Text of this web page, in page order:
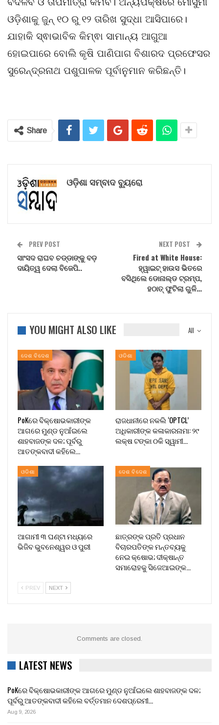
ଓଡ଼ିଶାକୁ ଜୁନ୍ ୧୦ ରୁ ୧୨ ତାରିଖ ସୁଦ୍ଧା ଆସିପାରେ।
ଯାହାକି ସ୍ଵାଭାବିକ କିମ୍ଵା ସାମାନ୍ୟ ଆଗୁଆ
ହୋଇପାରେ ବୋଲି କୃଷି ପାଣିପାଗ ବିଶାରଦ ପ୍ରଫେସର
ସୁରେନ୍ଦ୍ରନାଥ ପଶୁପାଳକ ପୂର୍ବାନୁମାନ କରିଛନ୍ତି।
Share
ଓଡ଼ିଶା ସମ୍ବାଦ ବ୍ୟୁରୋ
PREV POST
ସାଂସଦ ରାଘବ ଚଡ୍ଡାଙ୍କୁ ବଡ଼
ଦାୟିତ୍ୱ ଦେଲା ବିଜେପି..
NEXT POST
Fired at White House:
ହ୍ୱାଇଟ୍ ହାଉସ ଭିତରେ
ବସିଥିଲେ ଡୋନାଲ୍ଡ ଟ୍ରମ୍ପ,
ହଠାତ୍ ଫୁଟିଲା ଗୁଳି…
All
YOU MIGHT ALSO LIKE
ଦେଶ ବିଦେଶ
PoKରେ ବିକ୍ଷୋଭକାରୀଙ୍କ
ଆଗରେ ମୁଣ୍ଡ ନୁଆଁଇଲେ
ଶାହବାଜଙ୍କ ଦଳ; ପୂର୍ବରୁ
ଆତଙ୍କବାଦୀ କହିଲେ…
ଓଡିଶା
ରାଜଧାନୀରେ ନକଲି ‘OPTCL’
ଅଧିକାରୀଙ୍କ କଳାକାରନାମା: ୨୯
ଲକ୍ଷ ଟଙ୍କା ଠକି ସ୍ୱାମୀ…
ଓଡିଶା
ଆଗାମୀ ୩ ଘଣ୍ଟା ମଧ୍ୟରେ
ଭିଜିବ ଭୁବନେଶ୍ୱର ଓ ପୁରୀ
ଦେଶ ବିଦେଶ
ଛାତ୍ରଙ୍କ ପ୍ରତି ପ୍ରଧାନ
ବିଚାରପତିଙ୍କ ମନ୍ତବ୍ୟକୁ
ନେଇ କ୍ଷୋଭ; ଦୀକ୍ଷାନ୍ତ
ସମାରୋହକୁ ସିଜେଆଇଙ୍କ…
PREV NEXT
Comments are closed.
LATEST NEWS
PoKରେ ବିକ୍ଷୋଭକାରୀଙ୍କ ଆଗରେ ମୁଣ୍ଡ ନୁଆଁଇଲେ ଶାହବାଜଙ୍କ ଦଳ;
ପୂର୍ବରୁ ଆତଙ୍କବାଦୀ କହିଲେ ବର୍ତ୍ତମାନ ଦେଶପ୍ରେମୀ…
Aug 9, 2026